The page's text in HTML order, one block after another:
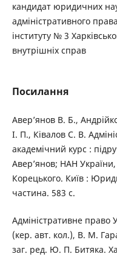
кандидат юридичних
адміністративного
інституту № 3
внутрішніх справ
Посилання
Авер’янов В. Б.,
І. П., Ківалов С. В.
академічний курс :
Авер’янов; НАН
Корецького. Київ :
частина. 583 с.
Адміністративне
(кер. авт. кол.), В. М.
заг. ред. Ю. П. Битяка.